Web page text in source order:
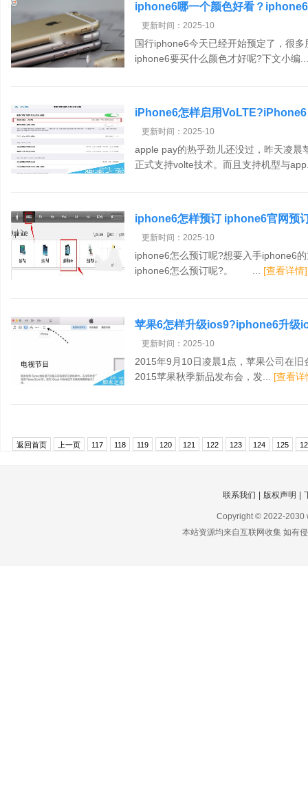
iphone6哪一个颜色好看？
更新时间：2025-10
国行iphone6今天已经开始预定了，很
iphone6要买什么颜色才好呢?下文小编
iPhone6怎样启用
更新时间：2025-10
apple pay的热乎劲儿还没过，昨天凌晨
正式支持volte技术。而且支持机型与
iphone6怎样预订 iphone6官网预
更新时间：2025-10
iphone6怎么预订呢?想要入手iphone6
iphone6怎么预订呢?。 ... [查看详情]
苹果6怎样升级ios9?iphone6升级
更新时间：2025-10
2015年9月10日凌晨1点，苹果公司在
2015苹果秋季新品发布会，发... [查看详
返回首页 上一页 117 118 119 120 121 122 123 124 125
联系我们 版权声明
Copyright © 2022-2030
本站资源均来自互联网收集 如有